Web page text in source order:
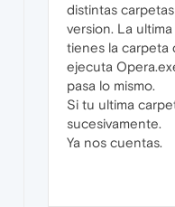
distintas
version. La
tienes la carpeta
ejecuta
pasa lo mismo.
Si tu ultima
sucesivamente.
Ya nos cuentas.